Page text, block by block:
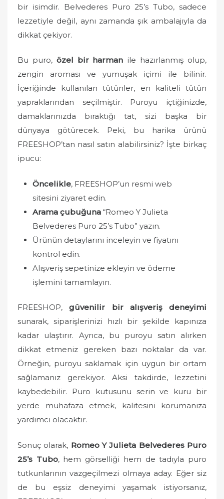
bir isimdir. Belvederes Puro 25’s Tubo, sadece
lezzetiyle değil, aynı zamanda şık ambalajıyla da
dikkat çekiyor.
Bu puro, özel bir harman ile hazırlanmış olup,
zengin aroması ve yumuşak içimi ile bilinir.
İçeriğinde kullanılan tütünler, en kaliteli tütün
yapraklarından seçilmiştir. Puroyu içtiğinizde,
damaklarınızda bıraktığı tat, sizi başka bir
dünyaya götürecek. Peki, bu harika ürünü
FREESHOP’tan nasıl satın alabilirsiniz? İşte birkaç
ipucu:
Öncelikle, FREESHOP’un resmi web
sitesini ziyaret edin.
Arama çubuğuna “Romeo Y Julieta
Belvederes Puro 25’s Tubo” yazın.
Ürünün detaylarını inceleyin ve fiyatını
kontrol edin.
Alışveriş sepetinize ekleyin ve ödeme
işlemini tamamlayın.
FREESHOP,güvenilir bir alışveriş deneyimi
sunarak, siparişlerinizi hızlı bir şekilde kapınıza
kadar ulaştırır. Ayrıca, bu puroyu satın alırken
dikkat etmeniz gereken bazı noktalar da var.
Örneğin, puroyu saklamak için uygun bir ortam
sağlamanız gerekiyor. Aksi takdirde, lezzetini
kaybedebilir. Puro kutusunu serin ve kuru bir
yerde muhafaza etmek, kalitesini korumanıza
yardımcı olacaktır.
Sonuç olarak, Romeo Y Julieta Belvederes Puro
25’s Tubo, hem görselliği hem de tadıyla puro
tutkunlarının vazgeçilmezi olmaya aday. Eğer siz
de bu eşsiz deneyimi yaşamak istiyorsanız,